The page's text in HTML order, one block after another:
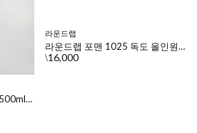
라운드랩 1025 독도 토너 500ml+100ml 2개
라운드랩
라운드랩 포맨 1025 독도 올인원 플루이드 200ml + 200ml
\16,000